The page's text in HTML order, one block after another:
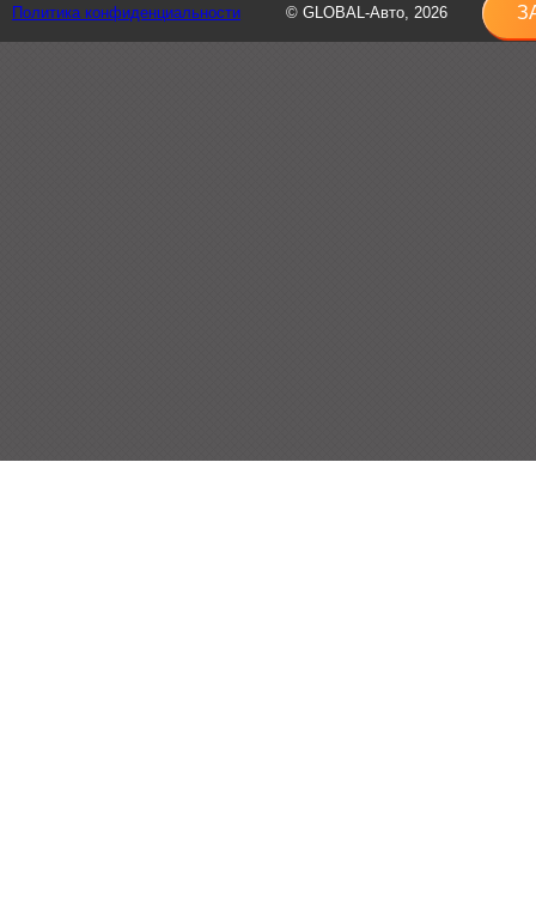
Политика конфиденциальности © GLOBAL-Авто, 2026